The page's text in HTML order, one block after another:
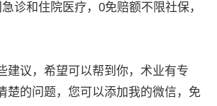
诊和住院医疗，0免赔额不限社保，
建议，希望可以帮到你，术业有专
楚的问题，您可以添加我的微信，免